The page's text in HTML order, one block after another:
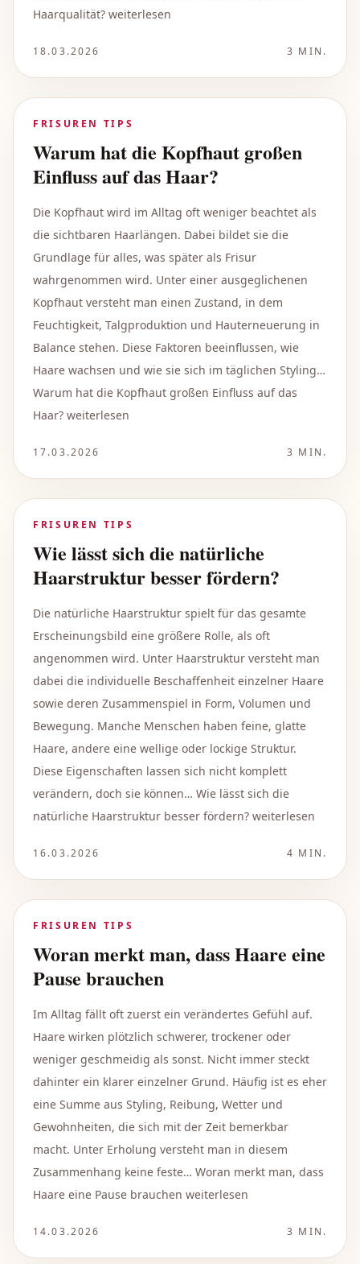
Haarqualität? weiterlesen
18.03.2026 3 MIN.
FRISUREN TIPS
Warum hat die Kopfhaut großen
Einfluss auf das Haar?
Die Kopfhaut wird im Alltag oft weniger beachtet als
die sichtbaren Haarlängen. Dabei bildet sie die
Grundlage für alles, was später als Frisur
wahrgenommen wird. Unter einer ausgeglichenen
Kopfhaut versteht man einen Zustand, in dem
Feuchtigkeit, Talgproduktion und Hauterneuerung in
Balance stehen. Diese Faktoren beeinflussen, wie
Haare wachsen und wie sie sich im täglichen Styling…
Warum hat die Kopfhaut großen Einfluss auf das
Haar? weiterlesen
17.03.2026 3 MIN.
FRISUREN TIPS
Wie lässt sich die natürliche
Haarstruktur besser fördern?
Die natürliche Haarstruktur spielt für das gesamte
Erscheinungsbild eine größere Rolle, als oft
angenommen wird. Unter Haarstruktur versteht man
dabei die individuelle Beschaffenheit einzelner Haare
sowie deren Zusammenspiel in Form, Volumen und
Bewegung. Manche Menschen haben feine, glatte
Haare, andere eine wellige oder lockige Struktur.
Diese Eigenschaften lassen sich nicht komplett
verändern, doch sie können… Wie lässt sich die
natürliche Haarstruktur besser fördern? weiterlesen
16.03.2026 4 MIN.
FRISUREN TIPS
Woran merkt man, dass Haare eine
Pause brauchen
Im Alltag fällt oft zuerst ein verändertes Gefühl auf.
Haare wirken plötzlich schwerer, trockener oder
weniger geschmeidig als sonst. Nicht immer steckt
dahinter ein klarer einzelner Grund. Häufig ist es eher
eine Summe aus Styling, Reibung, Wetter und
Gewohnheiten, die sich mit der Zeit bemerkbar
macht. Unter Erholung versteht man in diesem
Zusammenhang keine feste… Woran merkt man, dass
Haare eine Pause brauchen weiterlesen
14.03.2026 3 MIN.